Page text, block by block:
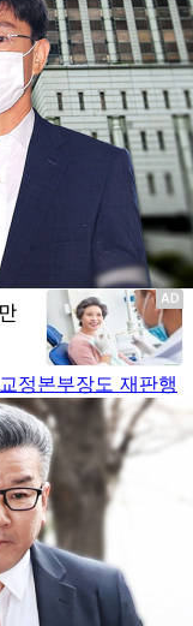
정본부장도 재판행